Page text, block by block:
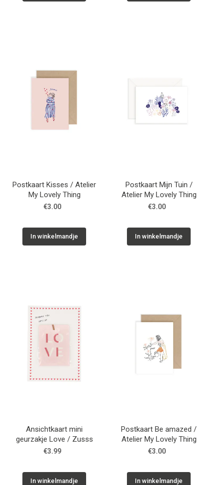
Postkaart Kisses / Atelier
My Lovely Thing
€3.00
In winkelmandje
Postkaart Mijn Tuin /
Atelier My Lovely Thing
€3.00
In winkelmandje
Ansichtkaart mini
geurzakje Love / Zusss
€3.99
In winkelmandje
Postkaart Be amazed /
Atelier My Lovely Thing
€3.00
In winkelmandje